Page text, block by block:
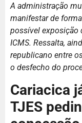
A administração
manifestar de
possível exposição
ICMS. Ressalta,
republicano entre
o desfecho do
Cariacica
TJES